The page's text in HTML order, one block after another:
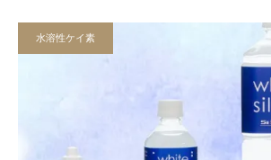
水溶性ケイ素